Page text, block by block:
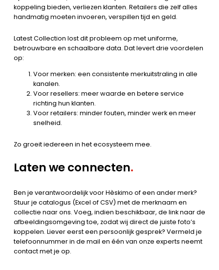
koppeling bieden, verliezen klanten. Retailers die zelf alles
handmatig moeten invoeren, verspillen tijd en geld.
Latest Collection lost dit probleem op met uniforme,
betrouwbare en schaalbare data. Dat levert drie voordelen
op:
Voor merken: een consistente merkuitstraling in alle
kanalen.
Voor resellers: meer waarde en betere service
richting hun klanten.
Voor retailers: minder fouten, minder werk en meer
snelheid.
Zo groeit iedereen in het ecosysteem mee.
Laten we connecten.
Ben je verantwoordelijk voor Hèskimo of een ander merk?
Stuur je catalogus (Excel of CSV) met de merknaam en
collectie naar ons. Voeg, indien beschikbaar, de link naar de
afbeeldingsomgeving toe, zodat wij direct de juiste foto’s
koppelen. Liever eerst een persoonlijk gesprek? Vermeld je
telefoonnummer in de mail en één van onze experts neemt
contact met je op.